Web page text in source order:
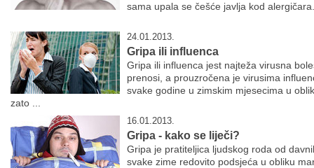
sama upala se češće javlja kod
24.01.2013.
Gripa ili influenca
Gripa ili influenca jest najteža virusna
prenosi, a prouzročena je virusima
svake godine u zimskim mjesecima u
zato ...
16.01.2013.
Gripa - kako se liječi?
Gripa je pratiteljica ljudskog roda od
svake zime redovito podsjeća u obliku